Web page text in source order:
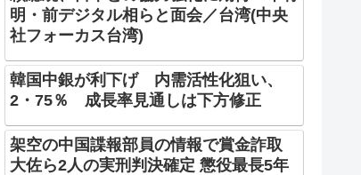
明・前デジタル相らと面会／台湾(中央
社フォーカス台湾)
韓国中銀が利下げ 内需活性化狙い、
2・75％ 成長率見通しは下方修正
架空の中国諜報部員の情報で賞金詐取
大佐ら2人の実刑判決確定 懲役最長5年